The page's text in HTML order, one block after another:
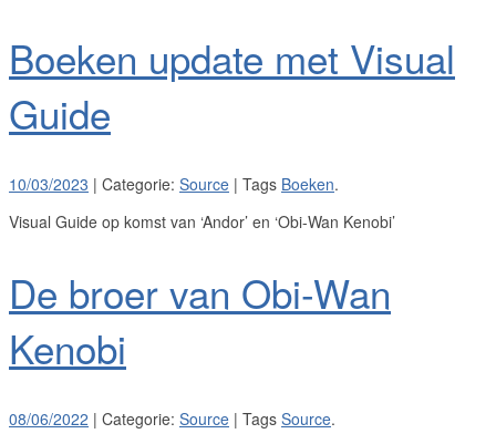
Boeken update met Visual
Guide
10/03/2023 | Categorie: Source | Tags Boeken.
Visual Guide op komst van ‘Andor’ en ‘Obi-Wan Kenobi’
De broer van Obi-Wan
Kenobi
08/06/2022 | Categorie: Source | Tags Source.